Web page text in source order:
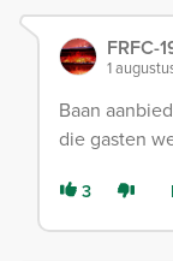
FRFC-
1
Baan
die gasten
3